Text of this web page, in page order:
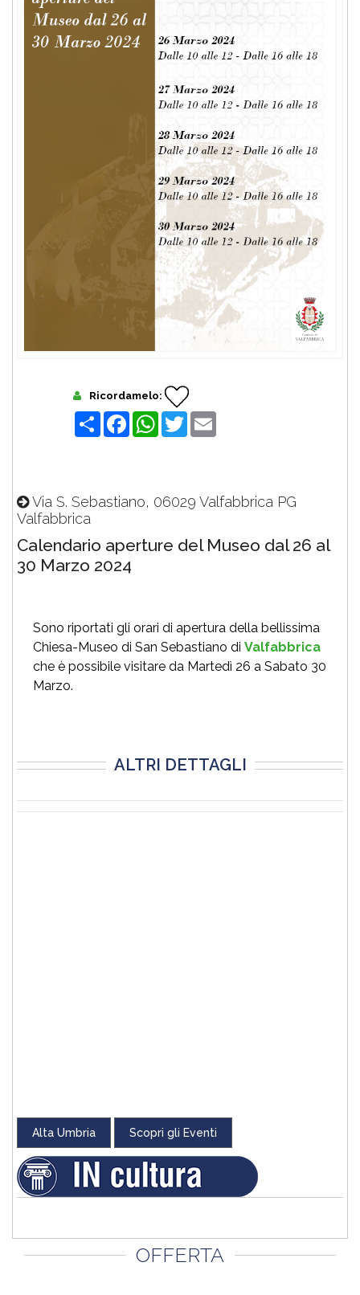
Ricordamelo:
Share FacebookWhatsApp
Twitter
Via S. Sebastiano, 06029 Valfabbrica PG
Valfabbrica
Calendario aperture del Museo dal 26 al
30 Marzo 2024
Sono riportati gli orari di apertura della bellissima
Chiesa-Museo di San Sebastiano di Valfabbrica
che è possibile visitare da Martedì 26 a Sabato 30
Marzo.
ALTRI DETTAGLI
Alta Umbria Scopri gli Eventi
OFFERTA